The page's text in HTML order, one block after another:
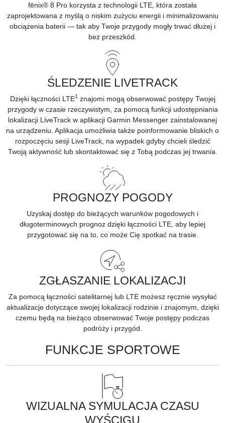
fēnix® 8 Pro korzysta z technologii LTE, która została
zaprojektowana z myślą o niskim zużyciu energii i minimalizowaniu
obciążenia baterii — tak aby Twoje przygody mogły trwać dłużej i
bez przeszkód.
ŚLEDZENIE LIVETRACK
Dzięki łączności LTE1 znajomi mogą obserwować postępy Twojej
przygody w czasie rzeczywistym, za pomocą funkcji udostępniania
lokalizacji LiveTrack w aplikacji Garmin Messenger zainstalowanej
na urządzeniu. Aplikacja umożliwia także poinformowanie bliskich o
rozpoczęciu sesji LiveTrack, na wypadek gdyby chcieli śledzić
Twoją aktywność lub skontaktować się z Tobą podczas jej trwania.
PROGNOZY POGODY
Uzyskaj dostęp do bieżących warunków pogodowych i
długoterminowych prognoz dzięki łączności LTE, aby lepiej
przygotować się na to, co może Cię spotkać na trasie.
ZGŁASZANIE LOKALIZACJI
Za pomocą łączności satelitarnej lub LTE możesz ręcznie wysyłać
aktualizacje dotyczące swojej lokalizacji rodzinie i znajomym, dzięki
czemu będą na bieżąco obserwować Twoje postępy podczas
podróży i przygód.
FUNKCJE SPORTOWE
WIZUALNA SYMULACJA CZASU
WYŚCIGU